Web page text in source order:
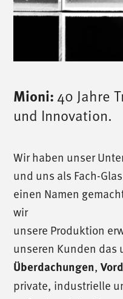
Mioni: 40 Jahre
und Innovation.
Wir haben unser
und uns als Fach-
einen Namen
wir
unsere Produktion
unseren Kunden das
Überdachungen,
private, industrielle